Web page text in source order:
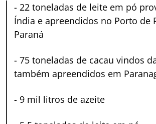
- 22 toneladas de leite em pó
Índia e apreendidos no Porto de
Paraná
- 75 toneladas de cacau vindos
também apreendidos em
- 9 mil litros de azeite